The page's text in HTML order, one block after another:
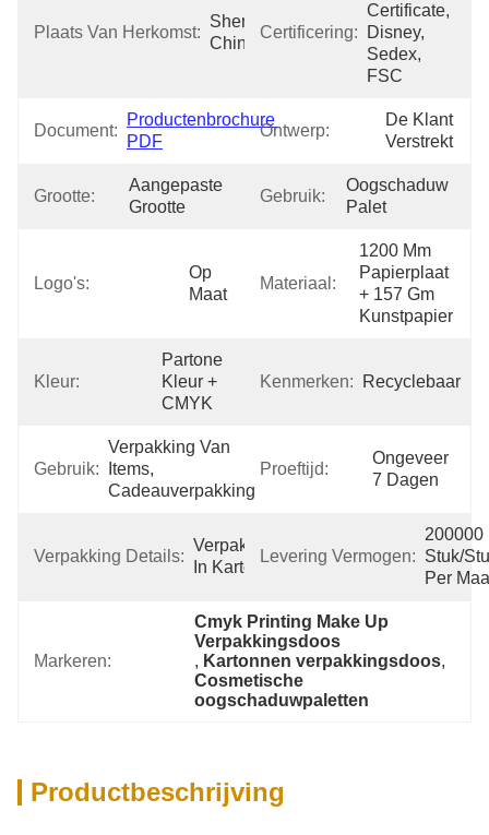
Plaats Van Herkomst:
Shenzhen
China
Certificering:
Certificate,
Disney,
Sedex,
FSC
Document:
Productenbrochure
PDF
Ontwerp:
De Klant
Verstrekt
Grootte:
Aangepaste
Grootte
Gebruik:
Oogschaduw
Palet
Logo's:
Op
Maat
Materiaal:
1200 Mm
Papierplaat
+ 157 Gm
Kunstpapier
Kleur:
Partone
Kleur +
CMYK
Kenmerken: Recyclebaar
Gebruik:
Verpakking Van
Items,
Cadeauverpakking
Proeftijd:
Ongeveer
7 Dagen
Verpakking Details:
Verpakking
In Karton
Levering Vermogen:
200000
Stuk/
Per
Markeren:
Cmyk Printing Make Up
Verpakkingsdoos
, Kartonnen verpakkingsdoos,
Cosmetische
oogschaduwpaletten
Productbeschrijving